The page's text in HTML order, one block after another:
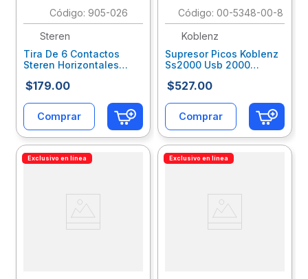
: 905-026
Steren
Tira De 6 Contactos
Steren Horizontales
Sqcadaab030
$179.00
Comprar
: 00-5348-00-8
Koblenz
Supresor Picos Koblenz
Ss2000 Usb 2000
Puertos Usb
$527.00
Comprar
Exclusivo en línea Exclusivo en línea